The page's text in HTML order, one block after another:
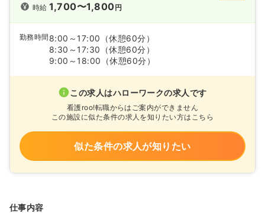
時給1,700〜1,800円
勤務時間 8:00～17:00
（休憩60分）
8:30～17:30
（休憩60分）
9:00～18:00
（休憩60分）
この求人はハローワークの求人です
看護roo!転職からはご案内ができません
この施設に似た条件の求人を知りたい方はこちら
似た条件の求人が知りたい
仕事内容